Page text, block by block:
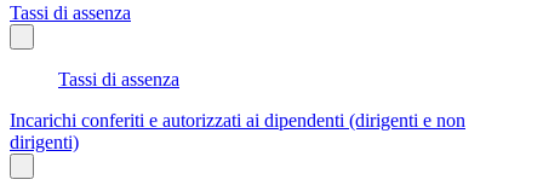
Tassi di assenza
Tassi di assenza
Incarichi conferiti e autorizzati ai dipendenti (dirigenti e non
dirigenti)